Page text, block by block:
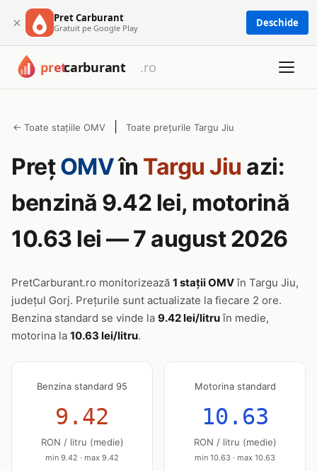
× Pret Carburant
Gratuit pe Google Play Deschide
← Toate stațiile OMV Toate prețurile Targu Jiu
PrețOMVîn Targu Jiu azi:
benzină 9.42 lei, motorină
10.63 lei — 7 august 2026
PretCarburant.ro monitorizează 1 stații OMVîn Targu Jiu,
județul Gorj. Prețurile sunt actualizate la fiecare 2 ore.
Benzina standard se vinde la 9.42 lei/litruîn medie,
motorina la 10.63 lei/litru.
Benzina standard 95
9.42
RON / litru (medie)
min 9.42 · max 9.42
Motorina standard
10.63
RON / litru (medie)
min 10.63 · max 10.63